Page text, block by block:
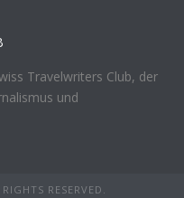
Travelwriters Club, der
und
RESERVED.